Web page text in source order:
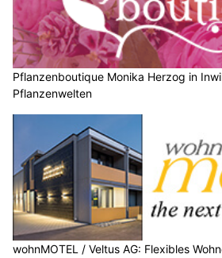
Pflanzenboutique Monika Herzog in
Pflanzenwelten
wohnMOTEL / Veltus AG: Flexibles